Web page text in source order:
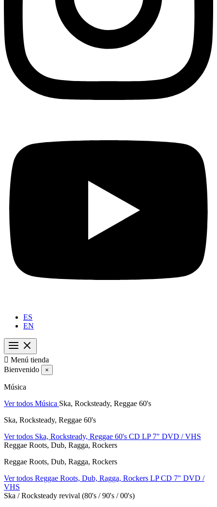
ES
EN
 Menú tienda
Bienvenido
×
Música
Ver todos Música Ska, Rocksteady, Reggae 60's
Ska, Rocksteady, Reggae 60's
Ver todos Ska, Rocksteady, Reggae 60's CD LP 7" DVD / VHS
Reggae Roots, Dub, Ragga, Rockers
Reggae Roots, Dub, Ragga, Rockers
Ver todos Reggae Roots, Dub, Ragga, Rockers LPCD 7" DVD /
VHS
Ska / Rocksteady revival (80's / 90's / 00's)